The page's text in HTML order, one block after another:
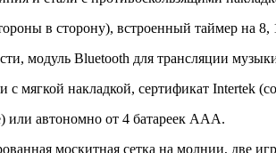
в сторону), встроенный таймер на
модуль Bluetooth для трансляции
с мягкой накладкой, сертификат Intertek
или автономно от 4 батареек ААА.
москитная сетка на молнии, две